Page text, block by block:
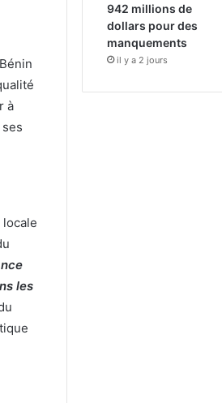
à
les
942 millions de
dollars pour des
manquements
il y a 2 jours